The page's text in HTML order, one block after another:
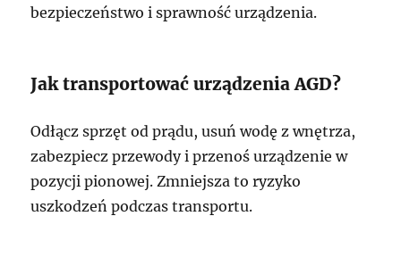
bezpieczeństwo i sprawność urządzenia.
Jak transportować urządzenia AGD?
Odłącz sprzęt od prądu, usuń wodę z wnętrza,
zabezpiecz przewody i przenoś urządzenie w
pozycji pionowej. Zmniejsza to ryzyko
uszkodzeń podczas transportu.